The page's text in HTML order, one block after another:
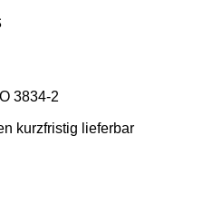
3834-2
kurzfristig lieferbar